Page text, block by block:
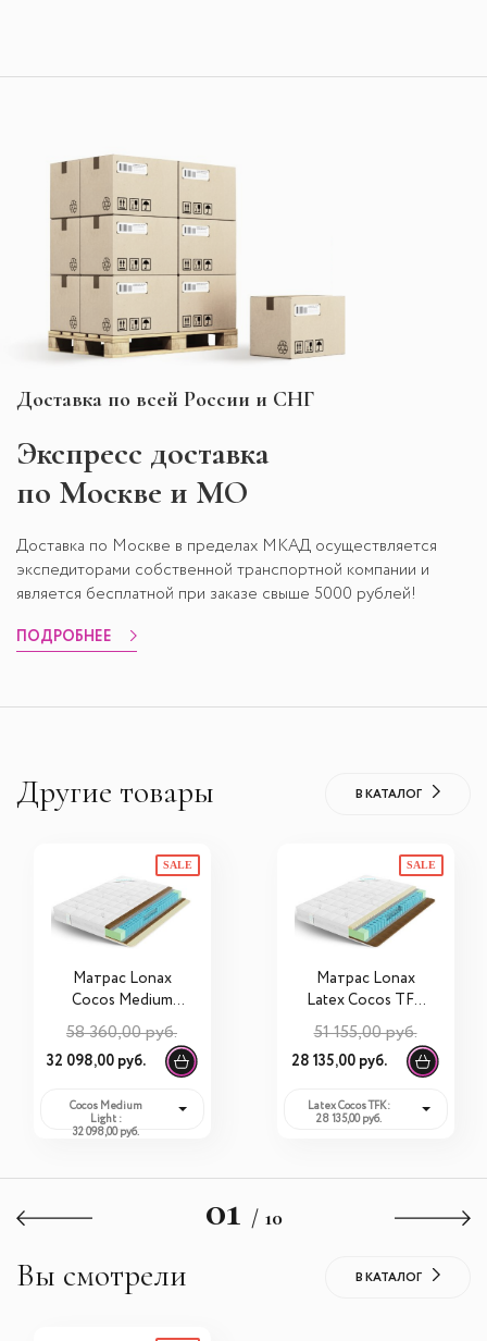
Доставка по всей России и СНГ
Экспресс доставка
по Москве и МО
Доставка по Москве в пределах МКАД осуществляется
экспедиторами собственной транспортной компании и
является бесплатной при заказе свыше 5000 рублей!
ПОДРОБНЕЕ
Другие товары В КАТАЛОГ
SALE
Матрас Lonax
Cocos Medium
Light S1000
120х200х21
58 360,00 руб.
32 098,00 руб.
Cocos Medium
Light :
32 098,00 руб.
SALE
Матрас Lonax
Latex Cocos TFK
120х200х20
51 155,00 руб.
28 135,00 руб.
Latex Cocos TFK:
28 135,00 руб.
01 / 10
Вы смотрели В КАТАЛОГ